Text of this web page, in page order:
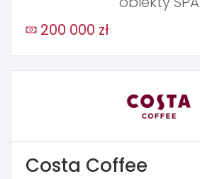
200 000 zł
Costa Coffee